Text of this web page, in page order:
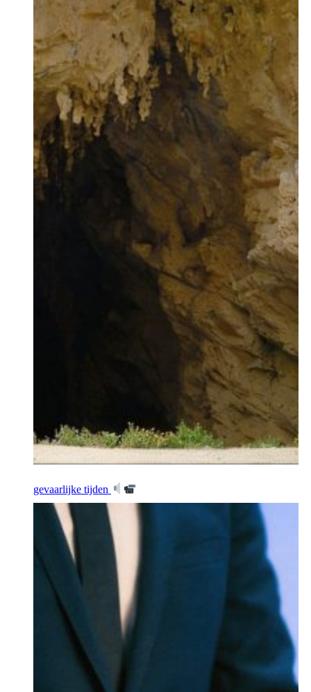
gevaarlijke tijden